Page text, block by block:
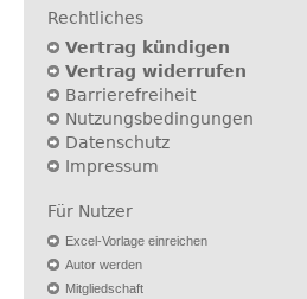
Rechtliches
Vertrag kündigen
Vertrag widerrufen
Barrierefreiheit
Nutzungsbedingungen
Datenschutz
Impressum
Für Nutzer
Excel-Vorlage einreichen
Autor werden
Mitgliedschaft